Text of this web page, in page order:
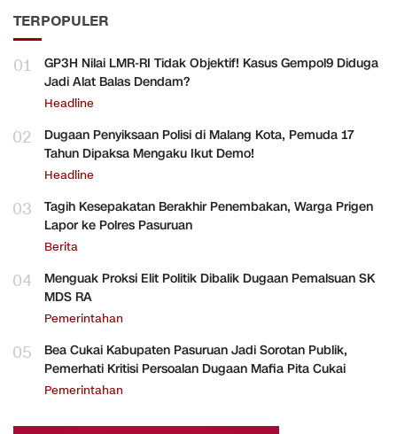
TERPOPULER
01
GP3H Nilai LMR-RI Tidak Objektif! Kasus Gempol9 Diduga
Jadi Alat Balas Dendam?
Headline
02
Dugaan Penyiksaan Polisi di Malang Kota, Pemuda 17
Tahun Dipaksa Mengaku Ikut Demo!
Headline
03
Tagih Kesepakatan Berakhir Penembakan, Warga Prigen
Lapor ke Polres Pasuruan
Berita
04
Menguak Proksi Elit Politik Dibalik Dugaan Pemalsuan SK
MDS RA
Pemerintahan
05
Bea Cukai Kabupaten Pasuruan Jadi Sorotan Publik,
Pemerhati Kritisi Persoalan Dugaan Mafia Pita Cukai
Pemerintahan